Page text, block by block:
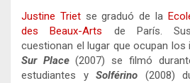
Justine Trietse graduó de la
des Beaux-Arts de París.
cuestionan el lugar que ocupan los
Sur Place(2007) se filmó
estudiantes y Solférino (2008)